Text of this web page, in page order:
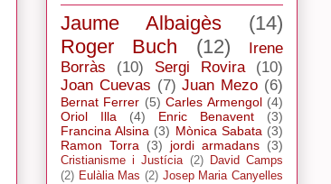
Jaume Albaigès
(14)
Roger Buch
(12)
Irene
Borràs
(10) Sergi Rovira
(10)
Joan Cuevas (7) Juan Mezo (6)
Bernat Ferrer (5) Carles Armengol (4)
Oriol Illa
(4) Enric Benavent
(3)
Francina Alsina (3) Mònica Sabata (3)
Ramon Torra
(3) jordi armadans (3)
Cristianisme i Justícia (2)
David Camps
(2) Eulàlia Mas (2) Josep Maria Canyelles